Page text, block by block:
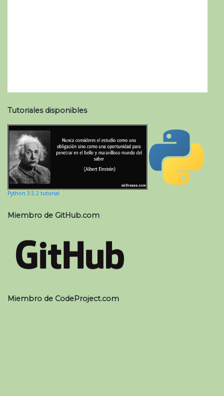
Tutoriales disponibles
Python 3.5.2 tutorial
Miembro de GitHub.com
Miembro de CodeProject.com